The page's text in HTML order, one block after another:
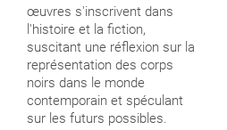
œuvres s'inscrivent dans
l'histoire et la fiction,
suscitant une réflexion sur la
représentation des corps
noirs dans le monde
contemporain et spéculant
sur les futurs possibles.